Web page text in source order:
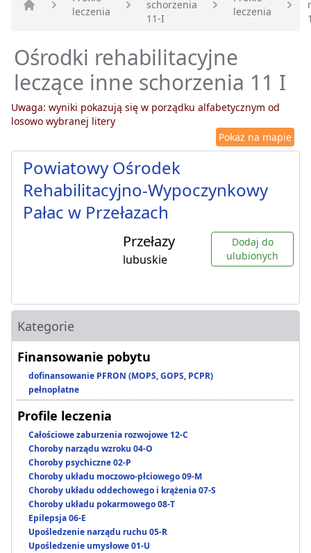
Strona główna
leczenia
schorzenia
11-I
leczenia
Ośrodki rehabilitacyjne
leczące inne schorzenia 11 I
Uwaga: wyniki pokazują się w porządku alfabetycznym od
losowo wybranej litery
Pokaż na mapie
Powiatowy Ośrodek
Rehabilitacyjno-Wypoczynkowy
Pałac w Przełazach
Przełazy
lubuskie
Dodaj do
ulubionych
Kategorie
Finansowanie pobytu
dofinansowanie PFRON (MOPS, GOPS, PCPR)
pełnopłatne
Profile leczenia
Całościowe zaburzenia rozwojowe 12-C
Choroby narządu wzroku 04-O
Choroby psychiczne 02-P
Choroby układu moczowo-płciowego 09-M
Choroby układu oddechowego i krążenia 07-S
Choroby układu pokarmowego 08-T
Epilepsja 06-E
Upośledzenie narządu ruchu 05-R
Upośledzenie umysłowe 01-U